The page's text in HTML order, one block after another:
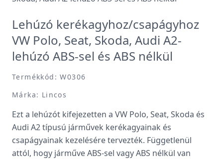
Lehúzó kerékagyhoz/csapágyhoz
VW Polo, Seat, Skoda, Audi A2-
lehúzó ABS-sel és ABS nélkül
Termékkód: W0306
Márka: Lincos
Ezt a lehúzót kifejezetten a VW Polo, Seat, Skoda és
Audi A2 típusú járművek kerékagyainak és
csapágyainak kezelésére tervezték. Függetlenül
attól, hogy járműve ABS-sel vagy ABS nélkül van